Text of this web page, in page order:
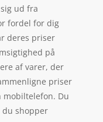
ud fra
fordel for dig
deres priser
på
af varer, der
priser
Du
du shopper